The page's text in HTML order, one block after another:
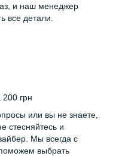
и наш менеджер
все детали.
грн
или вы не знаете,
стесняйтесь и
Мы всегда с
выбрать